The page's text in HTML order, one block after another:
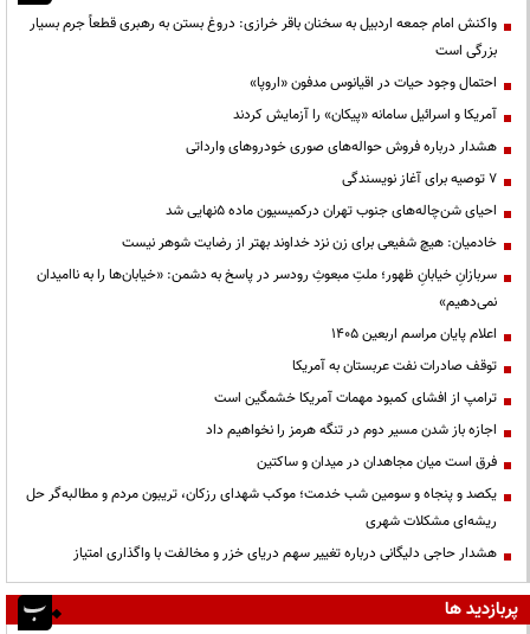
واکنش امام جمعه اردبیل به سخنان باقر خرازی: دروغ بستن به رهبری قطعاً جرم بسیار
بزرگی است
احتمال وجود حیات در اقیانوس مدفون «اروپا»
آمریکا و اسرائیل سامانه «پیکان» را آزمایش کردند
هشدار درباره فروش حواله‌های صوری خودروهای وارداتی
۷ توصیه برای آغاز نویسندگی
احیای شن‌چاله‌های جنوب تهران درکمیسیون ماده ۵نهایی شد
خادمیان: هیچ شفیعی برای زن نزد خداوند بهتر از رضایت شوهر نیست
سربازانِ خیابانِ ظهور؛ ملتِ مبعوثِ رودسر در پاسخ به دشمن: «خیابان‌ها را به ناامیدان
نمی‌دهیم»
اعلام پایان مراسم اربعین ۱۴۰۵
توقف صادرات نفت عربستان به آمریکا
ترامپ از افشای کمبود مهمات آمریکا خشمگین است
اجازه باز شدن مسیر دوم در تنگه هرمز را نخواهیم داد
فرق است میان مجاهدان در میدان و ساکتین
یکصد و پنجاه و سومین شب خدمت؛ موکب شهدای رزکان، تریبون مردم و مطالبه‌گر حل
ریشه‌ای مشکلات شهری
هشدار حاجی دلیگانی درباره تغییر سهم دریای خزر و مخالفت با واگذاری امتیاز
پربازدید ها